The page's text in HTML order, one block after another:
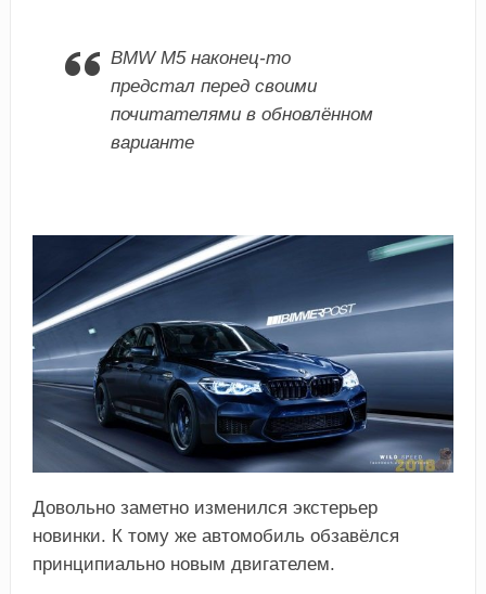
BMW M5 наконец-то
предстал перед своими
почитателями в обновлённом
варианте
Довольно заметно изменился экстерьер
новинки. К тому же автомобиль обзавёлся
принципиально новым двигателем.